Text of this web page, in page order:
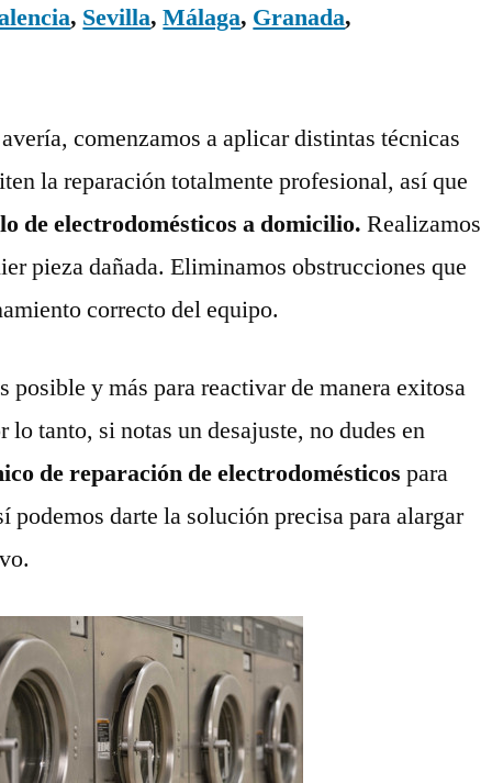
, Sevilla,Málaga, Granada,
comenzamos a aplicar distintas técnicas
la reparación totalmente profesional, así que
de electrodomésticos a domicilio.Realizamos
pieza dañada. Eliminamos obstrucciones que
correcto del equipo.
posible y más para reactivar de manera exitosa
lo tanto, si notas un desajuste, no dudes en
de reparación de electrodomésticospara
podemos darte la solución precisa para alargar